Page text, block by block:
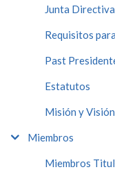
Junta
Requisitos
Past
Estatutos
Misión y Visión
Miembros
Miembros